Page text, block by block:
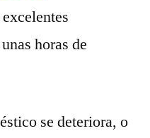
horas de
se deteriora, o